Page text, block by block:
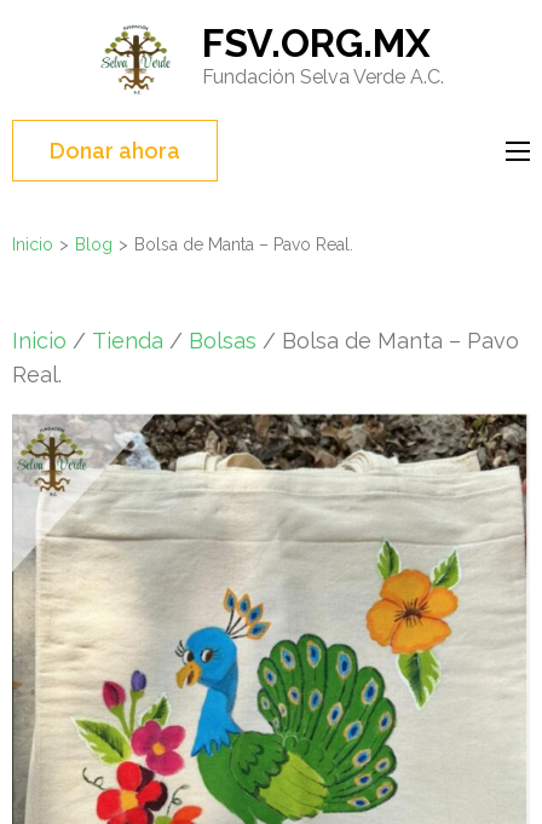
(presione
Entrar)
FSV.ORG.MX
Fundación Selva Verde A.C.
Donar ahora
Inicio > Blog > Bolsa de Manta – Pavo Real.
Inicio / Tienda / Bolsas / Bolsa de Manta – Pavo
Real.